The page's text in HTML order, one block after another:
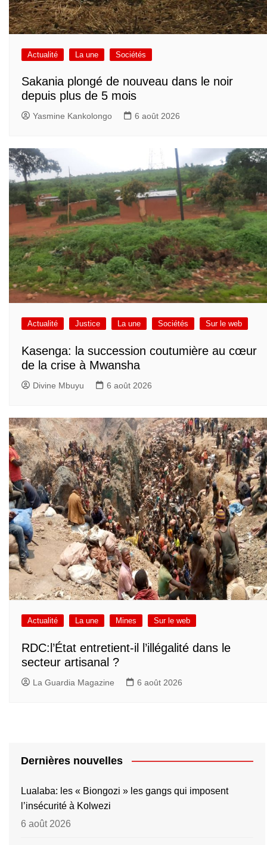
Actualité La une Sociétés
Sakania plongé de nouveau dans le noir
depuis plus de 5 mois
Yasmine Kankolongo 6 août 2026
Actualité Justice La une Sociétés Sur le web
Kasenga: la succession coutumière au cœur
de la crise à Mwansha
Divine Mbuyu 6 août 2026
Actualité La une Mines Sur le web
RDC:l’État entretient-il l’illégalité dans le
secteur artisanal ?
La Guardia Magazine 6 août 2026
Dernières nouvelles
Lualaba: les « Biongozi » les gangs qui imposent
l’insécurité à Kolwezi
6 août 2026